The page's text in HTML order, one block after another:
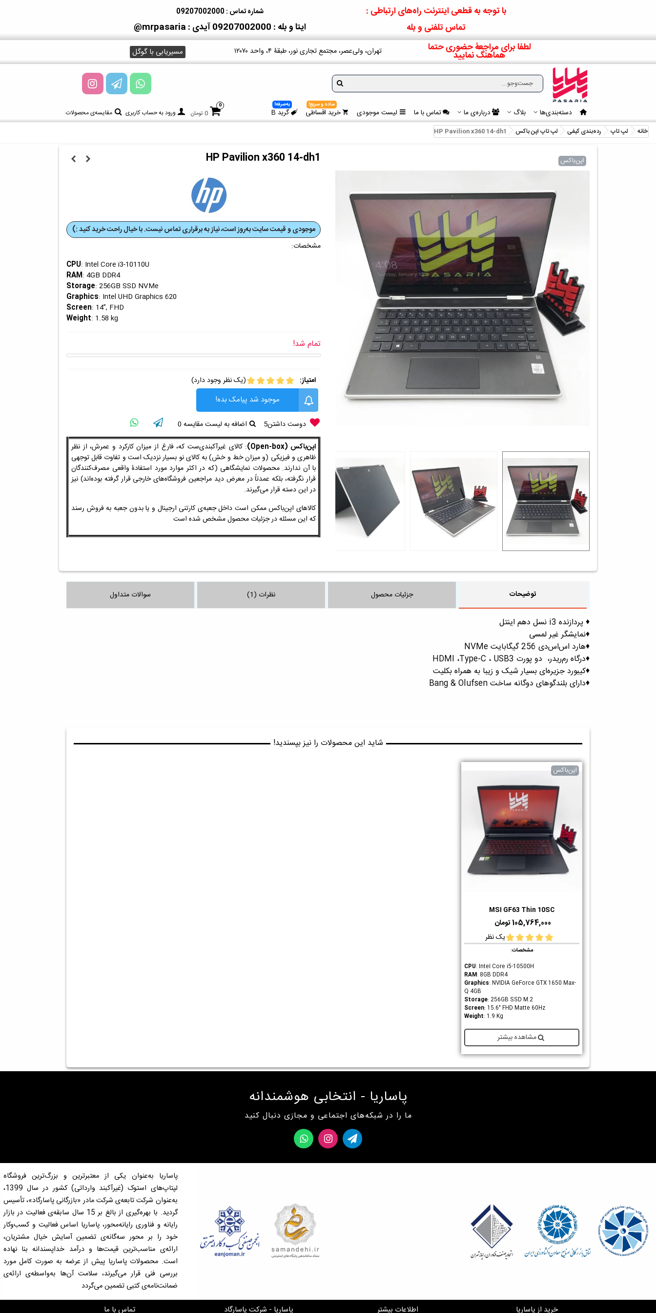
با توجه به قطعی اینترنت راه‌های ارتباطی :
تماس تلفنی و بله
شماره تماس : 09207002000
ایتا و بله : 09207002000
آیدی : mrpasaria@
لطفا برای مراجعۀ حضوری حتما
هماهنگ نمایید تهران، ولی‌عصر، مجتمع تجاری نور، طبقۀ ۴، واحد ۱۲۰۷۰ مسیریابی با گوگل
دسته‌بندی‌ها بلاگ درباره‌ی ما تماس با ما لیست موجودی خرید اقساطی
ساده و سریع!
گرید B
به‌صرفه! 0
0 تومان ورود به حساب کاربری
مقایسه‌ی محصولات
خانه
لپ تاپ رده‌بندی کیفی لپ تاپ اپن باکس HP Pavilion x360 14-dh1
اپن‌باکس HP Pavilion x360 14-dh1
موجودی و قیمت‌ سایت به‌روز است، نیاز به برقراری تماس نیست. با خیال راحت خرید کنید :)
مشخصات:
CPU: Intel Core i3-10110U
RAM: 4GB DDR4
Storage: 256GB SSD NVMe
Graphics: Intel UHD Graphics 620
Screen: 14”, FHD
Weight: 1.58 kg
تمام شد!
امتیاز: (یک نظر وجود دارد)
موجود شد پیامک بده!
دوست داشتن5 اضافه به لیست مقایسه 0
اپن‌باکس (Open-box)
: کالای غیرآکبندی‌ست که، فارغ از میزان کارکرد و عمرش، از نظر
ظاهری و فیزیکی (و میزان خط و خش)به کالای نو بسیار نزدیک است و تفاوت قابل توجهی
با آن ندارند. محصولات نمایشگاهی (که در اکثر مواردمورد استفادۀ واقعی مصرف‌کنندگان
قرار نگرفته، بلکه عمدتاً در معرض دید مراجعین فروشگاه‌های خارجی قرار گرفته بوده‌اند) نیز
در این دسته قرار می‌گیرند.
کالاهای اپن‌باکس ممکن است داخل جعبه‌ی کارتنی ارجینال و یا بدون جعبه به فروش رسند
که این مسئله در جزئیات محصول مشخص شده است
توضیحات جزئیات محصول نظرات (1) سوالات متداول
♦️ پردازنده i3 نسل دهم اینتل
♦️نمایشگر غیر لمسی
♦️هارد اس‌اس‌دی 256 گیگابایت NVMe
♦️درگاه رم‌ریدر، دو پورت HDMI ،Type-C ، USB3
♦️کیبورد جزیره‌ای بسیار شیک و زیبا به همراه بکلیت
♦️دارای بلندگوهای دوگانه ساخت Bang & Olufsen
شاید این محصولات را نیز بپسندید!
اپن‌باکس
دوست داشتن
MSI GF63 Thin 10SC
105,764,000 تومان
یک نظر
مشخصات:
CPU: Intel Core i5-10500H
RAM: 8GB DDR4
Graphics: NVIDIA GeForce GTX 1650 Max-
Q 4GB
Storage: 256GB SSD M.2
Screen: 15.6" FHD Matte 60Hz
Weight: 1.9 Kg
مشاهده بیشتر
پاساریا - انتخابی هوشمندانه
ما را در شبکه‌های اجتماعی و مجازی دنبال کنید
پاساریا به‌عنوان یکی از معتبرترین و بزرگ‌ترین فروشگاه
لپتاپ‌های استوک (غیرآکبند وارداتی) کشور در سال 1399،
به‌عنوان شرکت تابعه‌ی شرکت مادر «بازرگانی پاسارگاد»، تأسیس
گردید. با بهره‌گیری از بالغ بر 15 سال سابقه‌ی فعالیت در بازار
رایانه و فناوری رایانه‌محور، پاساریا اساس فعالیت و کسب‌وکار
خود را بر محور سه‌گانه‌ی تضمین آسایش خیال مشتریان،
ارائه‌ی مناسب‌ترین قیمت‌ها و درآمد خداپسندانه بنا نهاده
است. محصولات پاساریا پیش از عرضه به صورت کامل مورد
بررسی فنی قرار می‌گیرند، سلامت آن‌ها به‌واسطه‌ی ارائه‌ی
ضمانت‌نامه‌ی کتبی تضمین می‌گردد
خرید از پاساریا اطلاعات بیشتر پاساریا - شرکت پاسارگاد تماس با ما